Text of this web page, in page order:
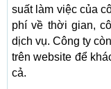
suất làm việc của
phí về thời gian,
dịch vụ. Công ty
trên website để
cả.